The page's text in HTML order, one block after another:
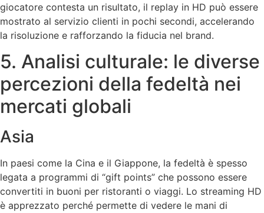
giocatore contesta un risultato, il replay in HD può essere
mostrato al servizio clienti in pochi secondi, accelerando
la risoluzione e rafforzando la fiducia nel brand.
5. Analisi culturale: le diverse
percezioni della fedeltà nei
mercati globali
Asia
In paesi come la Cina e il Giappone, la fedeltà è spesso
legata a programmi di “gift points” che possono essere
convertiti in buoni per ristoranti o viaggi. Lo streaming HD
è apprezzato perché permette di vedere le mani di